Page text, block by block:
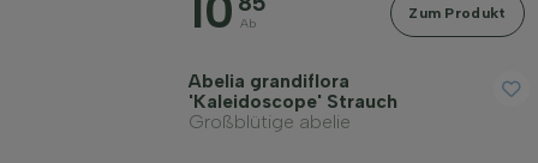
Ab
Zum Produkt
Abelia grandiflora
'Kaleidoscope' Strauch
Großblütige abelie